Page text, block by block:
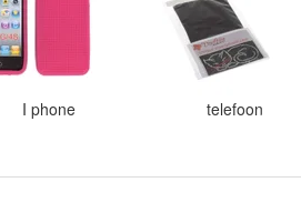
I phone telefoon